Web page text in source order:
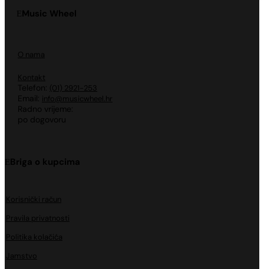
Music Wheel
O nama
Kontakt
Telefon: (01) 2921-253
Email: info@musicwheel.hr
Radno vrijeme:
po dogovoru
Briga o kupcima
Korisnički račun
Pravila privatnosti
Politika kolačića
Jamstvo